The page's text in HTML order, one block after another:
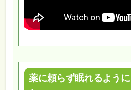
薬に頼らず眠れるよう